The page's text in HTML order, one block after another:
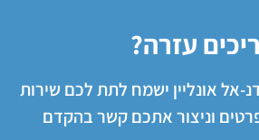
עזרה?
אל אונליין ישמח לתת לכם שירות
פרטים וניצור אתכם קשר בהקדם